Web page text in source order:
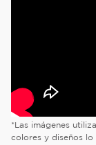
*Las imágenes
colores y diseños lo